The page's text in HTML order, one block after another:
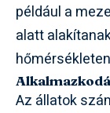
például a
alatt
Az állatok